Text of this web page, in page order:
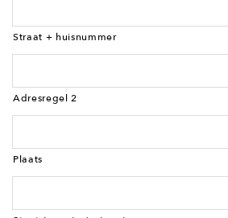
Straat + huisnummer
Adresregel 2
Plaats